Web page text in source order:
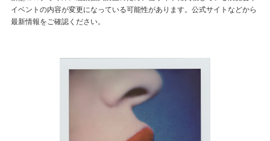
イベントの内容が変更になっている可能性があります。公式サイトなどから
最新情報をご確認ください。